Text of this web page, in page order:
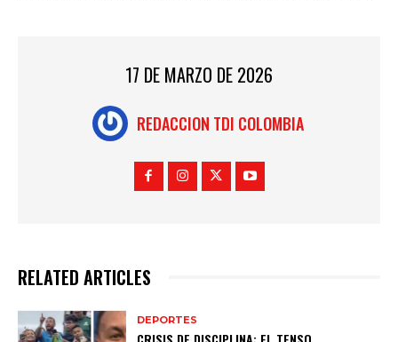
17 DE MARZO DE 2026
REDACCION TDI COLOMBIA
RELATED ARTICLES
DEPORTES